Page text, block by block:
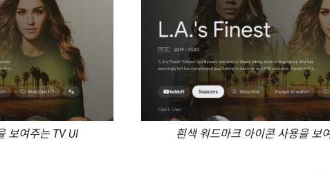
보여주는 TV UI 흰색 워드마크 아이콘 사용을 보